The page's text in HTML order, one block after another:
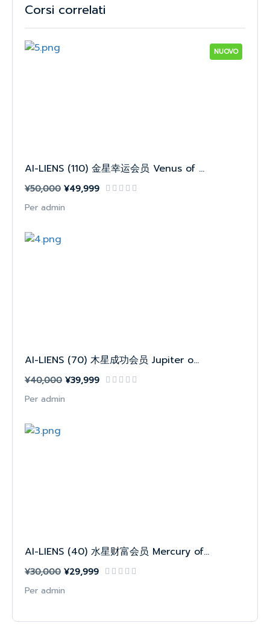
Corsi correlati
NUOVO
AI-LIENS (110) 金星幸运会员 Venus of ...
¥50,000 ¥49,999
Per admin
AI-LIENS (70) 木星成功会员 Jupiter o...
¥40,000 ¥39,999
Per admin
AI-LIENS (40) 水星财富会员 Mercury of...
¥30,000 ¥29,999
Per admin